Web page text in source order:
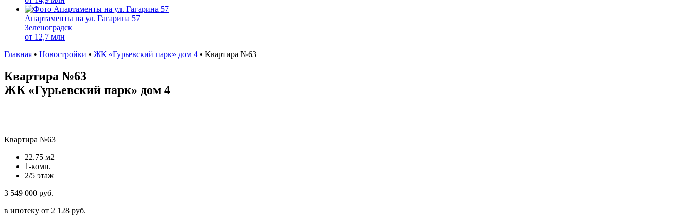
Апартаменты на ул. Гагарина 57
Зеленоградск
от 12,7 млн
Главная • Новостройки • ЖК «Гурьевский парк» дом 4 • Квартира №63
Квартира №63
ЖК «Гурьевский парк» дом 4
Квартира №63
22.75 м2
1-комн.
2/5 этаж
3 549 000 руб.
в ипотеку от 2 128 руб.